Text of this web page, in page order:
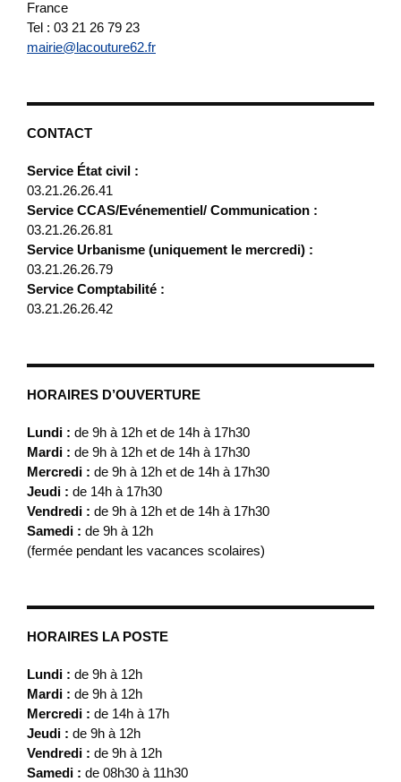
France
Tel : 03 21 26 79 23
mairie@lacouture62.fr
CONTACT
Service État civil :
03.21.26.26.41
Service CCAS/Evénementiel/ Communication :
03.21.26.26.81
Service Urbanisme (uniquement le mercredi) :
03.21.26.26.79
Service Comptabilité :
03.21.26.26.42
HORAIRES D’OUVERTURE
Lundi : de 9h à 12h et de 14h à 17h30
Mardi : de 9h à 12h et de 14h à 17h30
Mercredi : de 9h à 12h et de 14h à 17h30
Jeudi : de 14h à 17h30
Vendredi : de 9h à 12h et de 14h à 17h30
Samedi : de 9h à 12h
(fermée pendant les vacances scolaires)
HORAIRES LA POSTE
Lundi : de 9h à 12h
Mardi : de 9h à 12h
Mercredi : de 14h à 17h
Jeudi : de 9h à 12h
Vendredi : de 9h à 12h
Samedi : de 08h30 à 11h30